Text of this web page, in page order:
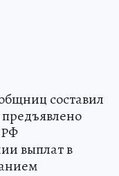
составил
РФ
выплат в